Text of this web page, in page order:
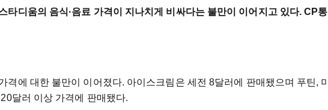
타디움의 음식·음료 가격이 지나치게 비싸다는 불만이 이어지고 있다. CP통
격에 대한 불만이 이어졌다. 아이스크림은 세전 8달러에 판매됐으며 푸틴, 미
달러 이상 가격에 판매됐다.